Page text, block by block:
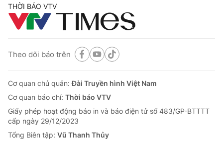
THỜI BÁO VTV
Theo dõi báo trên
Cơ quan chủ quản:Đài Truyền hình Việt Nam
Cơ quan báo chí: Thời báo VTV
Giấy phép hoạt động báo in và báo điện tử số 483/GP-BTTTT
cấp ngày 29/12/2023
Tổng Biên tập: Vũ Thanh Thủy